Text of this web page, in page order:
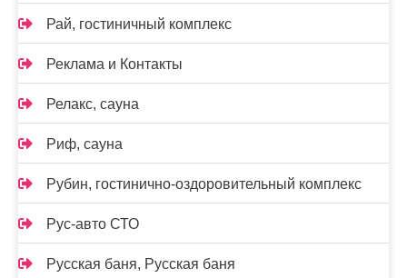
Рай, гостиничный комплекс
Реклама и Контакты
Релакс, сауна
Риф, сауна
Рубин, гостинично-оздоровительный комплекс
Рус-авто СТО
Русская баня, Русская баня